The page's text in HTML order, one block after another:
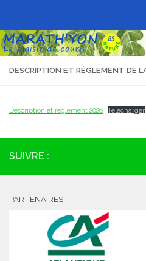
DESCRIPTION ET RÈGLEMENT DE
Description et règlement 2026 Télécharger
SUIVRE :
PARTENAIRES